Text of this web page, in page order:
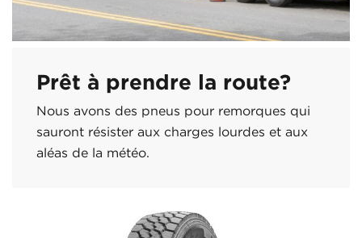
Prêt à prendre la route?
Nous avons des pneus pour remorques qui
sauront résister aux charges lourdes et aux
aléas de la météo.